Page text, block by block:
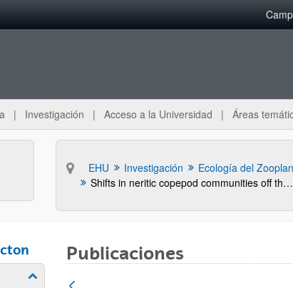
Investigación Acceso a la Universidad Áreas
EHU Investigación Ecología del
Shifts in neritic copepod communities off the Basque coast (southeastern Bay of Biscay) between 1998 and 2015
Mostrar/ocultar subpáginas
Publicaciones